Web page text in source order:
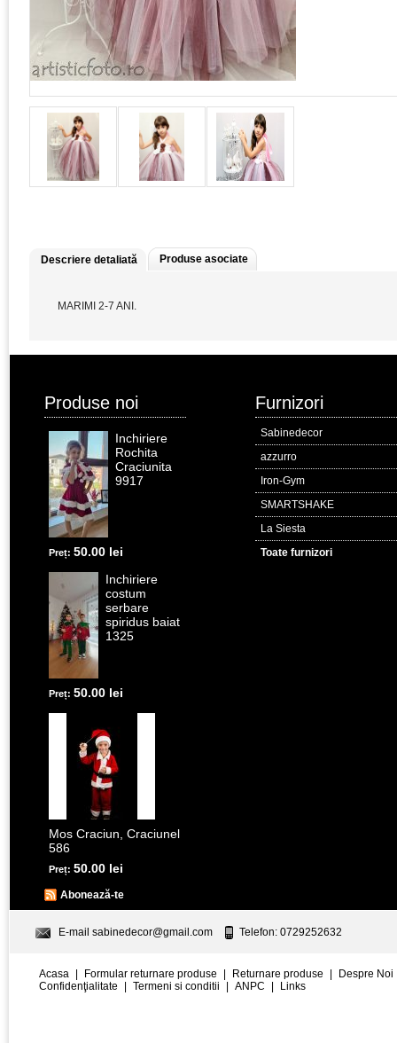
Descriere detaliată Produse asociate
MARIMI 2-7 ANI.
Produse noi
Inchiriere
Rochita
Craciunita
9917
Preț: 50.00 lei
Inchiriere
costum
serbare
spiridus baiat
1325
Preț: 50.00 lei
Mos Craciun, Craciunel
586
Preț: 50.00 lei
Abonează-te
Furnizori
Sabinedecor
azzurro
Iron-Gym
SMARTSHAKE
La Siesta
Toate furnizori
E-mail sabinedecor@gmail.com Telefon: 0729252632
Acasa Formular returnare produse Returnare produse
Despre Noi
Confidenţialitate
Termeni si conditii ANPC Links